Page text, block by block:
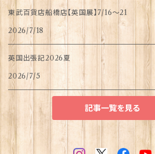
東武百貨店船橋店【英国展】7/16～21
2026/7/18
英国出張記2026夏
2026/7/5
記事一覧を見る